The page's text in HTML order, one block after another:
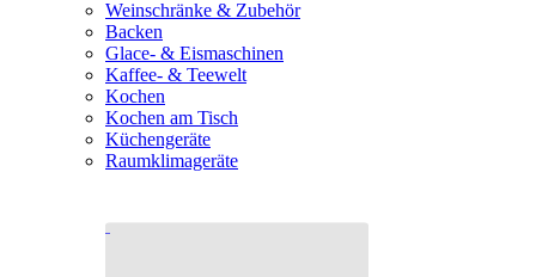
Weinschränke & Zubehör
Backen
Glace- & Eismaschinen
Kaffee- & Teewelt
Kochen
Kochen am Tisch
Küchengeräte
Raumklimageräte